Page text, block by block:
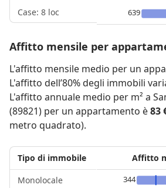
Case: 8 loc
639
Affitto mensile per
L'affitto mensile medio per un
L'affitto dell’80% degli immobili
L'affitto annuale medio per m² a
(89821) per un appartamento è83
metro quadrato).
Tipo di immobile
Monolocale
Affitto
344